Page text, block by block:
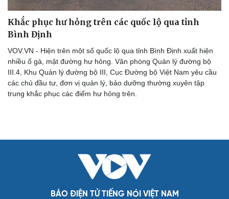
Du lịch
Tư vấn
Podcast
Câu chuyện thời sự
Hạt giống tâm hồn
Khắc phục hư hỏng trên các quốc lộ qua tỉnh
Bình Định
VOV.VN - Hiện trên một số quốc lộ qua tỉnh Bình Định xuất hiện
nhiều ổ gà, mặt đường hư hỏng. Văn phòng Quản lý đường bộ
III.4, Khu Quản lý đường bộ III, Cục Đường bộ Việt Nam yêu cầu
các chủ đầu tư, đơn vị quản lý, bảo dưỡng thường xuyên tập
trung khắc phục các điểm hư hỏng trên.
BÁO ĐIỆN TỬ TIẾNG NÓI VIỆT NAM